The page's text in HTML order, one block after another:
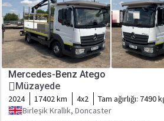
Mercedes-Benz Atego
Müzayede
2024 17402 km 4x2 Tam ağırlığı: 7490
Birleşik Krallık, Doncaster